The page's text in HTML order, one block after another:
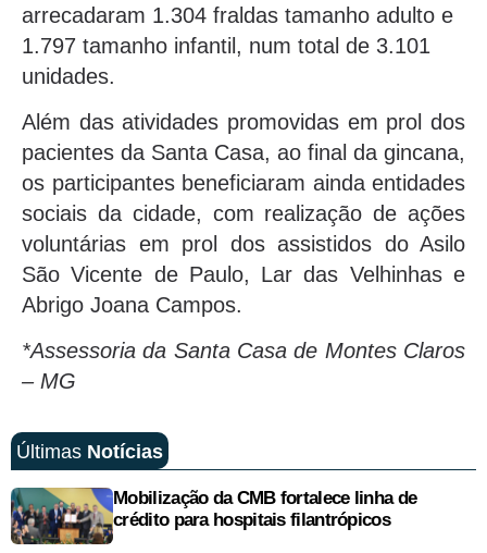
arrecadaram 1.304 fraldas tamanho adulto e
1.797 tamanho infantil, num total de 3.101
unidades.
Além das atividades promovidas em prol dos
pacientes da Santa Casa, ao final da gincana,
os participantes beneficiaram ainda entidades
sociais da cidade, com realização de ações
voluntárias em prol dos assistidos do Asilo
São Vicente de Paulo, Lar das Velhinhas e
Abrigo Joana Campos.
*Assessoria da Santa Casa de Montes Claros
– MG
Últimas Notícias
Mobilização da CMB fortalece linha de
crédito para hospitais filantrópicos